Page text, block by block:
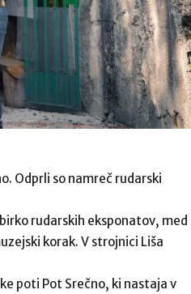
Odprli so namreč rudarski
rudarskih eksponatov, med
korak. V strojnici Liša
poti Pot Srečno, ki nastaja v